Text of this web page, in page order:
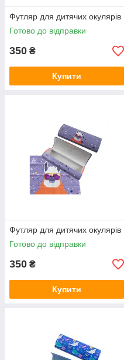
Футляр для дитячих окулярів
Готово до відправки
350 ₴
Купити
Футляр для дитячих окулярів
Готово до відправки
350 ₴
Купити